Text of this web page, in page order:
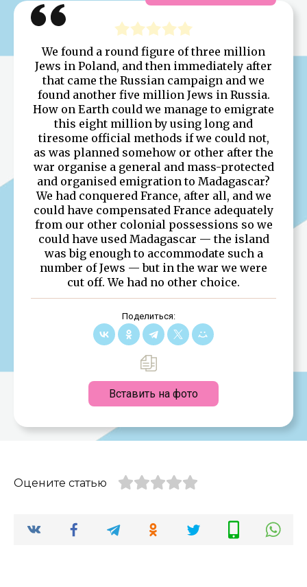
We found a round figure of three million
Jews in Poland, and then immediately after
that came the Russian campaign and we
found another five million Jews in Russia.
How on Earth could we manage to emigrate
this eight million by using long and
tiresome official methods if we could not,
as was planned somehow or other after the
war organise a general and mass-protected
and organised emigration to Madagascar?
We had conquered France, after all, and we
could have compensated France adequately
from our other colonial possessions so we
could have used Madagascar — the island
was big enough to accommodate such a
number of Jews — but in the war we were
cut off. We had no other choice.
Поделиться:
Вставить на фото
Оцените статью